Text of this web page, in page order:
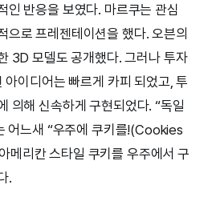
인 반응을 보였다. 마르쿠는 관심
으로 프레젠테이션을 했다. 오븐의
3D 모델도 공개했다. 그러나 투자
이디어는 빠르게 카피 되었고, 투
의해 신속하게 구현되었다. “독일
어느새 “우주에 쿠키를!(Cookies
메리칸 스타일 쿠키를 우주에서 구
.